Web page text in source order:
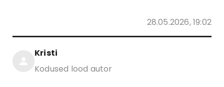
28.05.2026, 19:02
Kristi
Kodused lood autor